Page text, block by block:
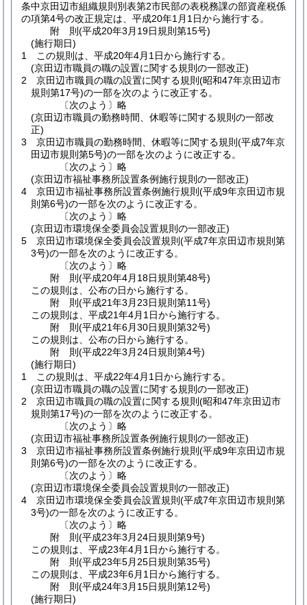
条中京田辺市組織規則別表第2市民部の表税務課の部資産税係
の項第4号の改正規定は、平成20年1月1日から施行する。
附 則(平成20年3月19日規則第15号)
(施行期日)
1
この規則は、平成20年4月1日から施行する。
(京田辺市職員の職の設置に関する規則の一部改正)
2
京田辺市職員の職の設置に関する規則 (昭和47年京田辺市
規則第17号)の一部を次のように改正する。
〔次のよう〕略
(京田辺市職員の勤務時間、休暇等に関する規則の一部改
正)
3
京田辺市職員の勤務時間、休暇等に関する規則 (平成7年京
田辺市規則第5号)の一部を次のように改正する。
〔次のよう〕略
(京田辺市福祉事務所設置条例施行規則の一部改正)
4
京田辺市福祉事務所設置条例施行規則 (平成9年京田辺市規
則第6号)の一部を次のように改正する。
〔次のよう〕略
(京田辺市環境保全委員会設置規則の一部改正)
5
京田辺市環境保全委員会設置規則 (平成7年京田辺市規則第
3号)の一部を次のように改正する。
〔次のよう〕略
附 則(平成20年4月18日規則第48号)
この規則は、公布の日から施行する。
附 則(平成21年3月23日規則第11号)
この規則は、平成21年4月1日から施行する。
附 則(平成21年6月30日規則第32号)
この規則は、公布の日から施行する。
附 則(平成22年3月24日規則第4号)
(施行期日)
1
この規則は、平成22年4月1日から施行する。
(京田辺市職員の職の設置に関する規則の一部改正)
2
京田辺市職員の職の設置に関する規則 (昭和47年京田辺市
規則第17号)の一部を次のように改正する。
〔次のよう〕略
(京田辺市福祉事務所設置条例施行規則の一部改正)
3
京田辺市福祉事務所設置条例施行規則 (平成9年京田辺市規
則第6号)の一部を次のように改正する。
〔次のよう〕略
(京田辺市環境保全委員会設置規則の一部改正)
4
京田辺市環境保全委員会設置規則 (平成7年京田辺市規則第
3号)の一部を次のように改正する。
〔次のよう〕略
附 則(平成23年3月24日規則第9号)
この規則は、平成23年4月1日から施行する。
附 則(平成23年5月25日規則第35号)
この規則は、平成23年6月1日から施行する。
附 則(平成24年3月15日規則第12号)
(施行期日)